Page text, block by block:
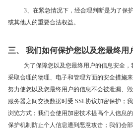
3、在紧急情况下，经合理判断是为了保
或其他人的重要合法权益。
三、 我们如何保护您以及您最终用
为了保障您以及您最终用户的信息安全
采取合理的物理、电子和管理方面的安全措施
努力使您以及您最终用户的信息不会被泄漏、
服务器之间交换数据时受 SSL协议加密保护；
浏览方式；我们会使用加密技术提高个人信息
保护机制防止个人信息遭到恶意攻击；我们会